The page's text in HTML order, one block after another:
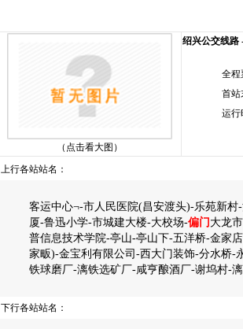
（点击看大图）
绍兴公交线路
全程
首站
运行
上行各站站名：
客运中心¬-市人民医院(昌安渡头)-乐苑新
厦-鲁迅小学-市城建大楼-大校场-偏门 大龙
普信息技术学院-亭山-亭山下-五洋桥-金家
家畈)-金宝利有限公司-西大门装饰-分水桥-
铁球磨厂-漓铁选矿厂-咸亨酿酒厂-谢坞村-
下行各站站名：